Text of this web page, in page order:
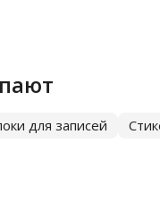
для записей